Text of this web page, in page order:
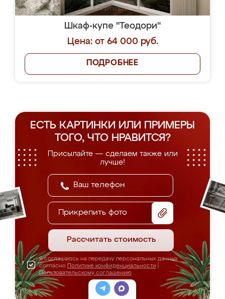
Шкаф-купе "Теодори"
Цена: от 64 000 руб.
ПОДРОБНЕЕ
ЕСТЬ КАРТИНКИ ИЛИ ПРИМЕРЫ
ТОГО, ЧТО НРАВИТСЯ?
Присылайте — сделаем также или
лучше!
Прикрепить фото
Рассчитать стоимость
Я соглашаюсь на передачу персональных данных
согласно Политике конфиденциальности
Пользовательскому соглашению